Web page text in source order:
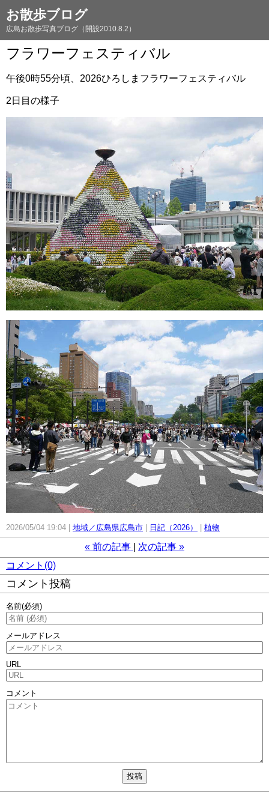
お散歩ブログ
広島お散歩写真ブログ（開設2010.8.2）
フラワーフェスティバル
午後0時55分頃、2026ひろしまフラワーフェスティバル
2日目の様子
2026/05/04 19:04 地域／広島県広島市 日記（2026） 植物
« 前の記事 次の記事 »
コメント(0)
コメント投稿
名前(必須)
メールアドレス
URL
コメント